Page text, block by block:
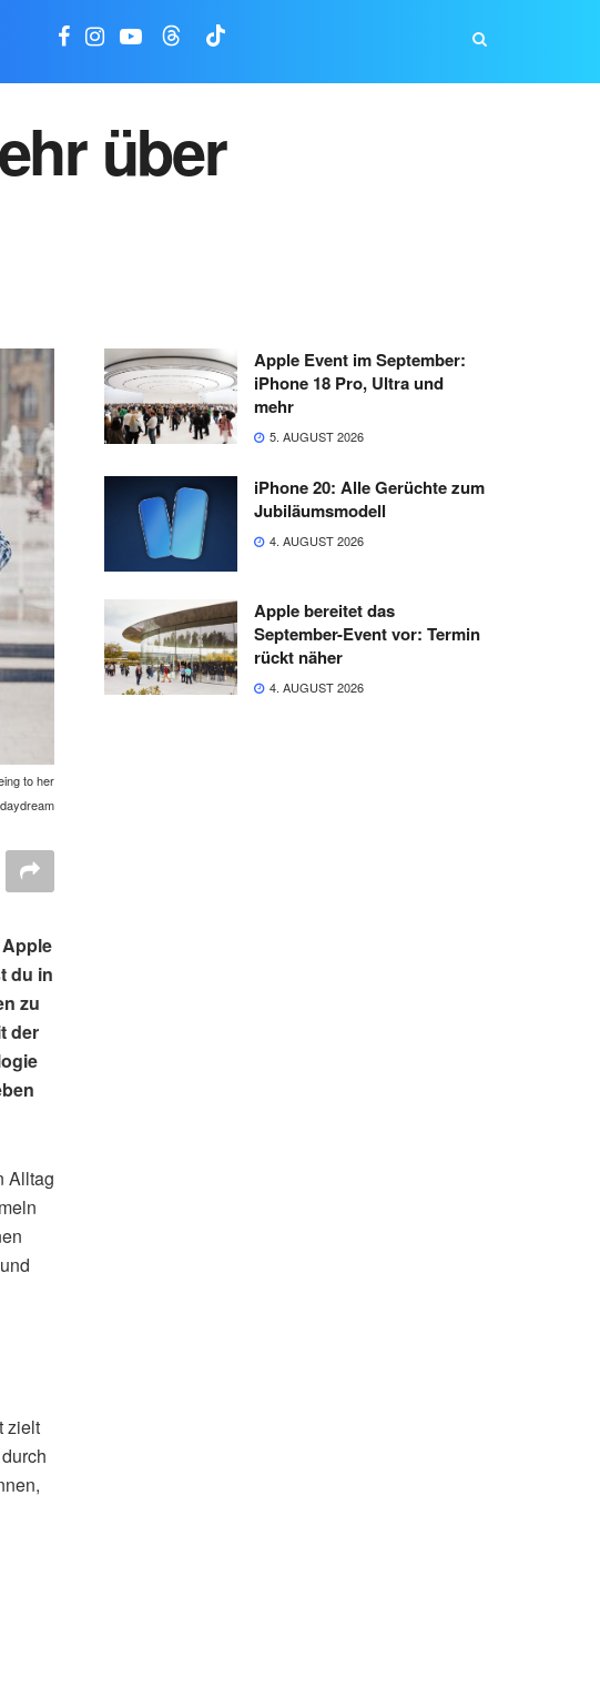
über
to her
du in
zu
der
Alltag
zielt
Apple Event im September:
iPhone 18 Pro, Ultra und
mehr
5. AUGUST 2026
iPhone 20: Alle Gerüchte zum
Jubiläumsmodell
4. AUGUST 2026
Apple bereitet das
September-Event vor: Termin
rückt näher
4. AUGUST 2026